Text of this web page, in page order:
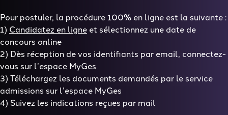
Pour postuler, la procédure 100% en ligne est la suivante :
1) Candidatez en ligne et sélectionnez une date de
concours online
2) Dès réception de vos identifiants par email, connectez-
vous sur l’espace MyGes
3) Téléchargez les documents demandés par le service
admissions sur l’espace MyGes
4) Suivez les indications reçues par mail